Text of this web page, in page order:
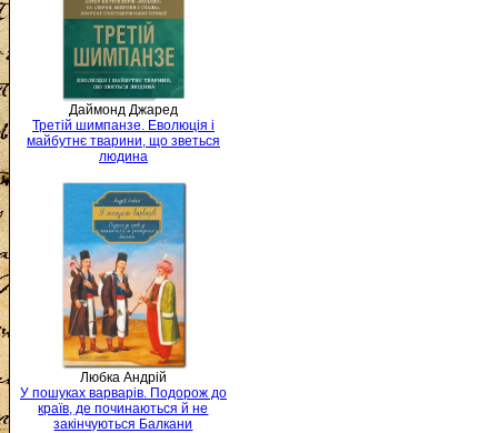
Даймонд Джаред
Третій шимпанзе. Еволюція і
майбутнє тварини, що зветься
людина
Любка Андрій
У пошуках варварів. Подорож до
країв, де починаються й не
закінчуються Балкани